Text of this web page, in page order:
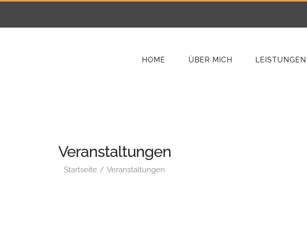
HOME ÜBER MICH LEISTUNGEN
Veranstaltungen
Startseite Veranstaltungen